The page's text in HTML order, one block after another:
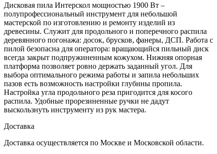
Дисковая пила Интерскол мощностью 1900 Вт –
полупрофессиональный инструмент для небольшой
мастерской по изготовлению и ремонту изделий из
древесины. Служит для продольного и поперечного распила
деревянного погонажа: досок, брусков, фанеры, ДСП. Работа с
пилой безопасна для оператора: вращающийся пильный диск
всегда закрыт подпружиненным кожухом. Нижняя опорная
платформа позволяет ровно держать заданный угол. Для
выбора оптимального режима работы и запила небольших
пазов есть возможность настройки глубины пропила.
Настройка угла продольного реза пригодится для косого
распила. Удобные прорезиненные ручки не дадут
выскользнуть инструменту из рук мастера.
Доставка
Доставка осуществляется по Москве и Московской области.